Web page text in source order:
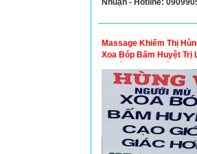
Nhuận - Hotline:
Massage Khiếm Thị
Xoa Bóp Bấm Huyệt Trị